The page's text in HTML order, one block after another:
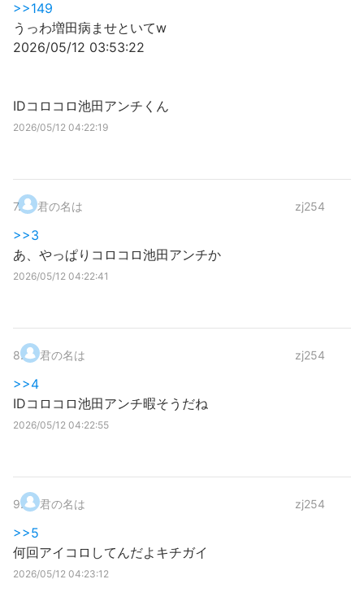
>>149
うっわ増田病ませといてw
2026/05/12 03:53:22
IDコロコロ池田アンチくん
2026/05/12 04:22:19
7. 君の名は zj254
>>3
あ、やっぱりコロコロ池田アンチか
2026/05/12 04:22:41
8. 君の名は zj254
>>4
IDコロコロ池田アンチ暇そうだね
2026/05/12 04:22:55
9. 君の名は zj254
>>5
何回アイコロしてんだよキチガイ
2026/05/12 04:23:12